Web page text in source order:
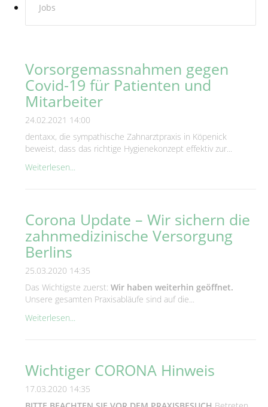
Jobs
Vorsorgemassnahmen gegen
Covid-19 für Patienten und
Mitarbeiter
24.02.2021 14:00
dentaxx, die sympathische Zahnarztpraxis in Köpenick
beweist, dass das richtige Hygienekonzept effektiv zur...
Weiterlesen...
Corona Update – Wir sichern die
zahnmedizinische Versorgung
Berlins
25.03.2020 14:35
Das Wichtigste zuerst: Wir haben weiterhin geöffnet.
Unsere gesamten Praxisabläufe sind auf die...
Weiterlesen...
Wichtiger CORONA Hinweis
17.03.2020 14:35